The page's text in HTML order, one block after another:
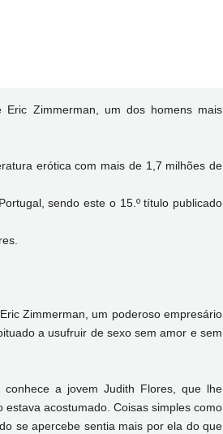
Zimmerman, um dos homens mais
erótica com mais de 1,7 milhões de
sendo este o 15.º título publicado
Zimmerman, um poderoso empresário
a usufruir de sexo sem amor e sem
a jovem Judith Flores, que lhe
acostumado. Coisas simples como
se apercebe sentia mais por ela do que